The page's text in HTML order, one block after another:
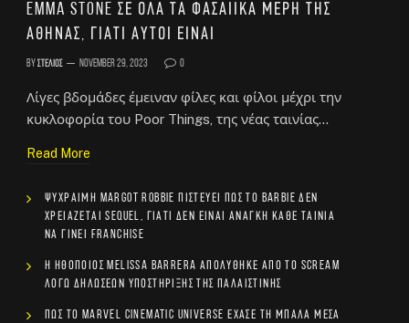
Emma Stone σε όλα τα φασαίικα μέρη της
Αθήνας, γιατί αυτοί είναι
ByΣτέλιος November 29, 2023 0
Λίγες βδομάδες έμειναν φίλες και φίλοι μέχρι την
κυκλοφορία του Poor Things, της νέας ταινίας…
Read More
Ψύχραιμη Margot Robbie πιστεύει πως το Barbie δεν
χρειάζεται sequel, γιατί δεν είναι ανάγκη κάθε ταινία
να γίνει franchise
Η ηθοποιός Melissa Barrera απολύθηκε από το Scream
λόγω δηλώσεων υποστήριξης της Παλαιστίνης
Πώς το Marvel Cinematic Universe έχασε τη μπάλα μέσα